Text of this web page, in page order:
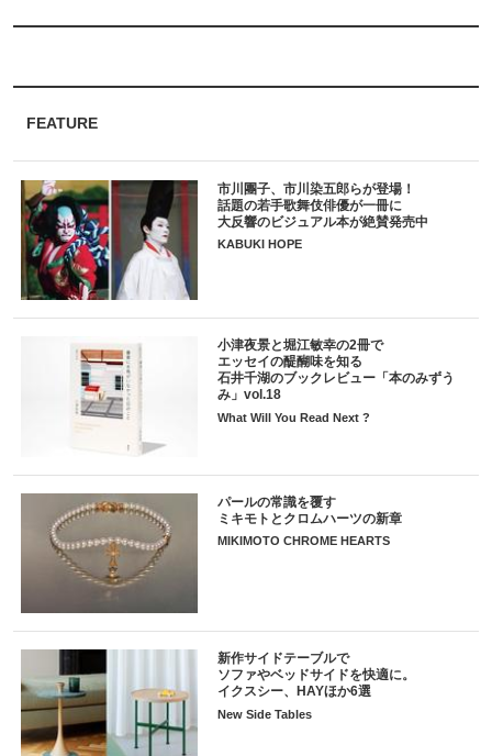
FEATURE
市川團子、市川染五郎らが登場！
話題の若手歌舞伎俳優が一冊に
大反響のビジュアル本が絶賛発売中
KABUKI HOPE
小津夜景と堀江敏幸の2冊で
エッセイの醍醐味を知る
石井千湖のブックレビュー「本のみずう
み」vol.18
What Will You Read Next ?
パールの常識を覆す
ミキモトとクロムハーツの新章
MIKIMOTO CHROME HEARTS
新作サイドテーブルで
ソファやベッドサイドを快適に。
イクスシー、HAYほか6選
New Side Tables